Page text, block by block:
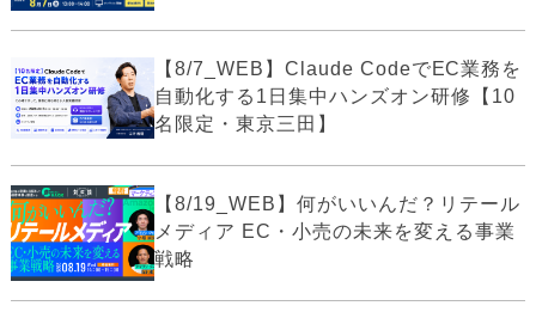
【8/7_WEB】Claude CodeでEC業務を
自動化する1日集中ハンズオン研修【10
名限定・東京三田】
【8/19_WEB】何がいいんだ？リテール
メディア EC・小売の未来を変える事業
戦略